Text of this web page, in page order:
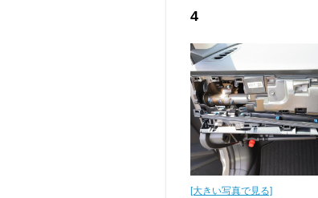
4
[大きい写真で見る]